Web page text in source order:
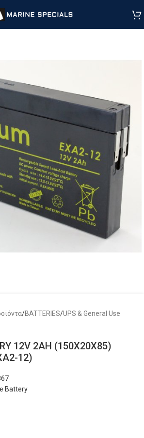
/BATTERIES/UPS & General Use
12V 2AH (150X20X85)
12)
Battery